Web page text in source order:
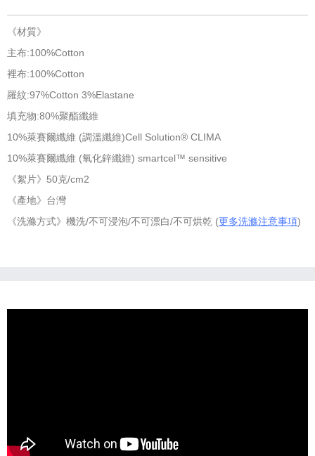
《材質》
主布:100%Cotton
裡布:100%Cotton
羅紋:97%Cotton 3%Elastane
填充物:80%聚酯纖維
10%萊賽爾纖維 (調溫纖維)Cell Solution® CLIMA
10%萊賽爾纖維 (氧化鋅纖維) smartcel™ sensitive
《絮片》50克/cm2
《產地》台灣
《洗滌方式》機洗/不可浸泡/不可漂白/不可烘乾 (更多洗滌注意事項)